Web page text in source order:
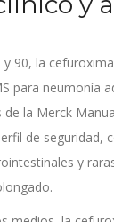
90, la
para neumonía
de la Merck
de seguridad,
y